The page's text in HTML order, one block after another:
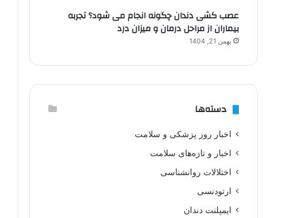
عصب کشی دندان چگونه انجام می شود؟ تجربه
بیماران از مراحل درمان و میزان درد
بهمن 21, 1404
دسته‌ها
اخبار روز پزشکی و سلامت
اخبار و تازه‌های سلامت
اختلالات روانشناسی
ارتودنسی
ایمپلنت دندان